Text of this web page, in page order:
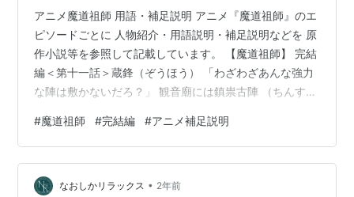
アニメ魔道祖師 用語・補足説明 アニメ『魔道祖師』のエ
ピソードごとに 人物紹介・用語説明・補足説明などを 原
作小説等を参照して記載しています。 【魔道祖師】 完結
編＜第十一話＞蔵鋒（ぞうほう） 「わざわざあんな強力
な陣は敷かないだろ？」 観音廟には鎮祟古陣 （ちんすう
ための正道の陣ではなく、魏無羨が奥義書に描いていた
陣。 「首が元に戻り、怨念が高まった」 温寧「若様、気
をつけてください・・彼の怨念は並大抵のものではあり
ません・・」 温寧もただならぬ力を持つ凶屍とはいえ
#魔道祖師 #完結編 #アニメ補足説明
なおしかリラックス • 2年前